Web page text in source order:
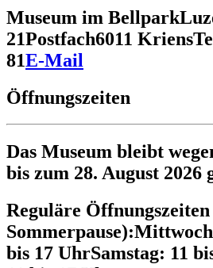
Museum im Bellpark
21Postfach6011 Kriens
81E-Mail
Öffnungszeiten
Das Museum bleibt
bis zum 28. August 2026
Reguläre
Sommerpause):
bis 17 UhrSamstag: 11